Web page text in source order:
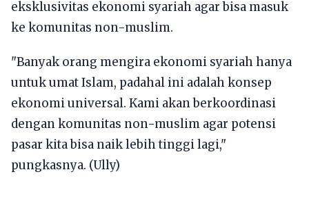
eksklusivitas ekonomi syariah agar bisa masuk
ke komunitas non-muslim.
"Banyak orang mengira ekonomi syariah hanya
untuk umat Islam, padahal ini adalah konsep
ekonomi universal. Kami akan berkoordinasi
dengan komunitas non-muslim agar potensi
pasar kita bisa naik lebih tinggi lagi,"
pungkasnya. (Ully)